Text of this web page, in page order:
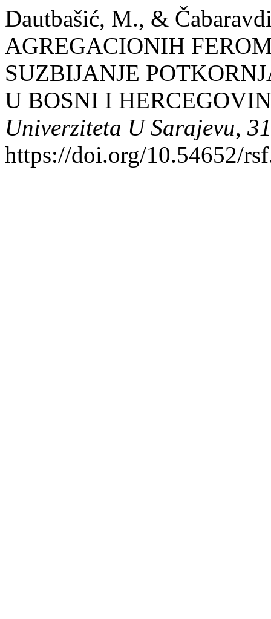
Dautbašić, M., &
AGREGACIONIH
SUZBIJANJE
U BOSNI I
Univerziteta U Sarajevu, 31
https://doi.org/10.54652/